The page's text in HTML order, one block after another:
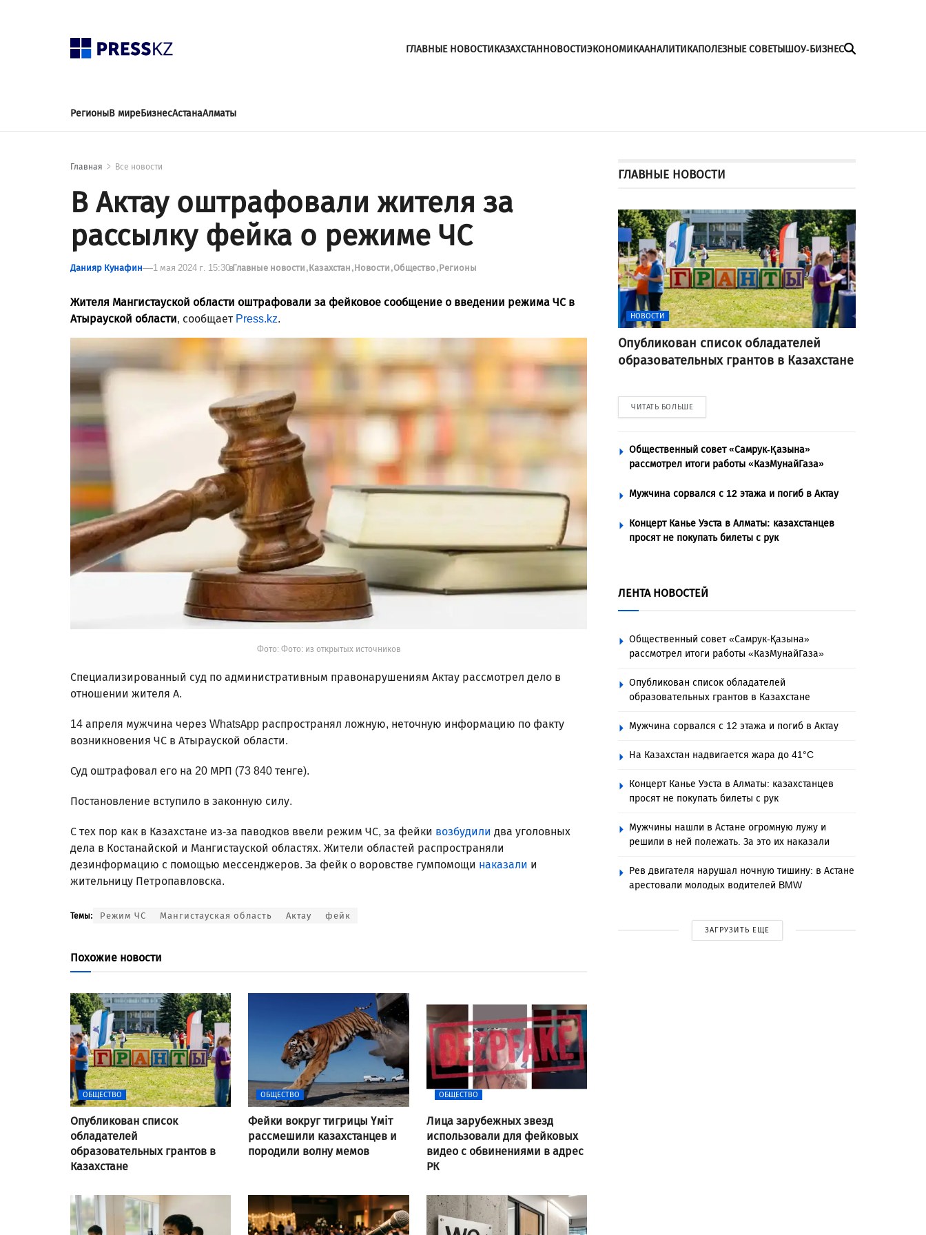
ГЛАВНЫЕ НОВОСТИКАЗАХСТАННОВОСТИЭКОНОМИКААНАЛИТИКАПОЛЕЗНЫЕ СОВЕТЫШОУ-БИЗНЕС
РегионыВ миреБизнесАстанаАлматы
Главная Все новости
В Актау оштрафовали жителя за
рассылку фейка о режиме ЧС
Данияр Кунафин 1 мая 2024 г. 15:30вГлавные новости Казахстан НовостиОбщество Регионы
Жителя Мангистауской области оштрафовали за фейковое сообщение о введении режима ЧС в
Атырауской области, сообщает Press.kz.
Фото: Фото: из открытых источников
Специализированный суд по административным правонарушениям Актау рассмотрел дело в
отношении жителя А.
14 апреля мужчина через WhatsApp распространял ложную, неточную информацию по факту
возникновения ЧС в Атырауской области.
Суд оштрафовал его на 20 МРП (73 840 тенге).
Постановление вступило в законную силу.
С тех пор как в Казахстане из-за паводков ввели режим ЧС, за фейки возбудили два уголовных
дела в Костанайской и Мангистауской областях. Жители областей распространяли
дезинформацию с помощью мессенджеров. За фейк о воровстве гумпомощи наказали и
жительницу Петропавловска.
Темы: Режим ЧС Мангистауская область Актау фейк
Похожие новости
ОБЩЕСТВО
Опубликован список
обладателей
образовательных грантов в
Казахстане
ОБЩЕСТВО
Фейки вокруг тигрицы Үміт
рассмешили казахстанцев и
породили волну мемов
ОБЩЕСТВО
Лица зарубежных звезд
использовали для фейковых
видео с обвинениями в адрес
РК
ГЛАВНЫЕ НОВОСТИ
НОВОСТИ
Опубликован список обладателей
образовательных грантов в Казахстане
ЧИТАТЬ БОЛЬШЕ
Общественный совет «Самрук-Қазына»
рассмотрел итоги работы «КазМунайГаза»
Мужчина сорвался с 12 этажа и погиб в Актау
Концерт Канье Уэста в Алматы: казахстанцев
просят не покупать билеты с рук
ЛЕНТА НОВОСТЕЙ
Общественный совет «Самрук-Қазына»
рассмотрел итоги работы «КазМунайГаза»
Опубликован список обладателей
образовательных грантов в Казахстане
Мужчина сорвался с 12 этажа и погиб в Актау
На Казахстан надвигается жара до 41°C
Концерт Канье Уэста в Алматы: казахстанцев
просят не покупать билеты с рук
Мужчины нашли в Астане огромную лужу и
решили в ней полежать. За это их наказали
Рев двигателя нарушал ночную тишину: в Астане
арестовали молодых водителей BMW
ЗАГРУЗИТЬ ЕЩЕ